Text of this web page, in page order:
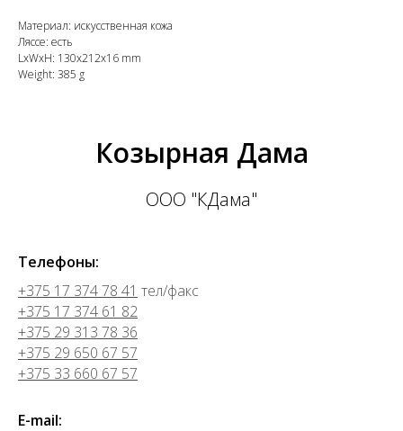
Материал: искусственная кожа
Ляссе: есть
LxWxH: 130x212x16 mm
Weight: 385 g
Козырная Дама
ООО "КДама"
Телефоны:
+375 17 374 78 41 тел/факс
+375 17 374 61 82
+375 29 313 78 36
+375 29 650 67 57
+375 33 660 67 57
E-mail: